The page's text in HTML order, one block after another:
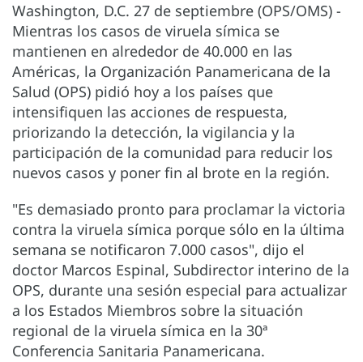
Washington, D.C. 27 de septiembre (OPS/OMS) -
Mientras los casos de viruela símica se
mantienen en alrededor de 40.000 en las
Américas, la Organización Panamericana de la
Salud (OPS) pidió hoy a los países que
intensifiquen las acciones de respuesta,
priorizando la detección, la vigilancia y la
participación de la comunidad para reducir los
nuevos casos y poner fin al brote en la región.
"Es demasiado pronto para proclamar la victoria
contra la viruela símica porque sólo en la última
semana se notificaron 7.000 casos", dijo el
doctor Marcos Espinal, Subdirector interino de la
OPS, durante una sesión especial para actualizar
a los Estados Miembros sobre la situación
regional de la viruela símica en la 30ª
Conferencia Sanitaria Panamericana.